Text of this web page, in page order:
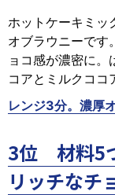
ホットケーキミッ
オブラウニーです
ョコ感が濃密に。
コアとミルクココ
レンジ3分。濃厚
3位 材料5
リッチなチ